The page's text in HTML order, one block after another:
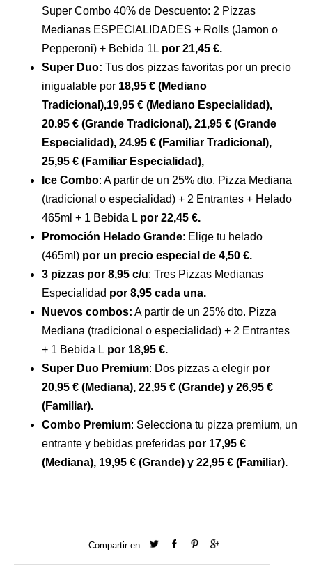
Super Combo 40% de Descuento: 2 Pizzas
Medianas ESPECIALIDADES + Rolls (Jamon o
Pepperoni) + Bebida 1L por 21,45 €.
Super Duo: Tus dos pizzas favoritas por un precio
inigualable por 18,95 € (Mediano
Tradicional),19,95 € (Mediano Especialidad),
20.95 € (Grande Tradicional), 21,95 € (Grande
Especialidad), 24.95 € (Familiar Tradicional),
25,95 € (Familiar Especialidad),
Ice Combo: A partir de un 25% dto. Pizza Mediana
(tradicional o especialidad) + 2 Entrantes + Helado
465ml + 1 Bebida L por 22,45 €.
Promoción Helado Grande: Elige tu helado
(465ml) por un precio especial de 4,50 €.
3 pizzas por 8,95 c/u: Tres Pizzas Medianas
Especialidad por 8,95 cada una.
Nuevos combos: A partir de un 25% dto. Pizza
Mediana (tradicional o especialidad) + 2 Entrantes
+ 1 Bebida L por 18,95 €.
Super Duo Premium: Dos pizzas a elegir por
20,95 € (Mediana), 22,95 € (Grande) y 26,95 €
(Familiar).
Combo Premium: Selecciona tu pizza premium, un
entrante y bebidas preferidas por 17,95 €
(Mediana), 19,95 € (Grande) y 22,95 € (Familiar).
Compartir en: